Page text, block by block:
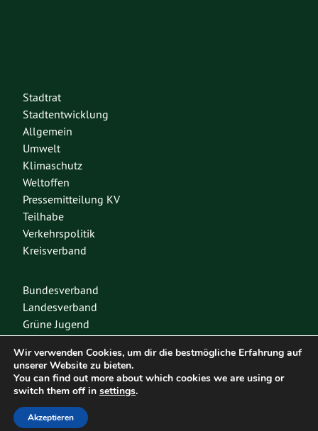
Stadtrat
Stadtentwicklung
Allgemein
Umwelt
Klimaschutz
Weltoffen
Pressemitteilung KV
Teilhabe
Verkehrspolitik
Kreisverband
Bundesverband
Landesverband
Grüne Jugend
Spenden
Mitglied werden
Diese Seite nutzt das freie Wordpress-Theme
Design & Kommunikation im modulbüro
Wir verwenden Cookies, um dir die bestmögliche Erfahrung auf
unserer Website zu bieten.
You can find out more about which cookies we are using or
switch them off in settings.
Akzeptieren